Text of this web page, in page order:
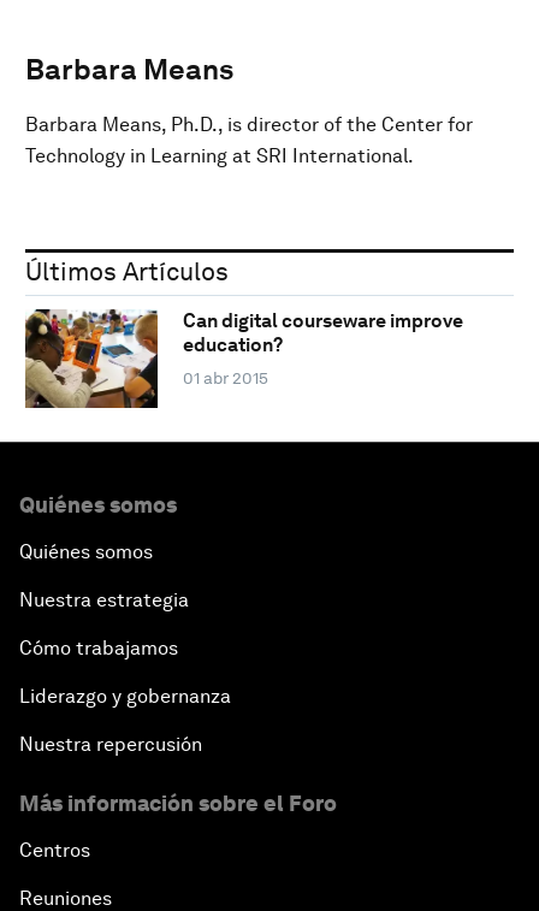
Barbara Means
Barbara Means, Ph.D., is director of the Center for
Technology in Learning at SRI International.
Últimos Artículos
Can digital courseware improve
education?
01 abr 2015
Quiénes somos
Quiénes somos
Nuestra estrategia
Cómo trabajamos
Liderazgo y gobernanza
Nuestra repercusión
Más información sobre el Foro
Centros
Reuniones